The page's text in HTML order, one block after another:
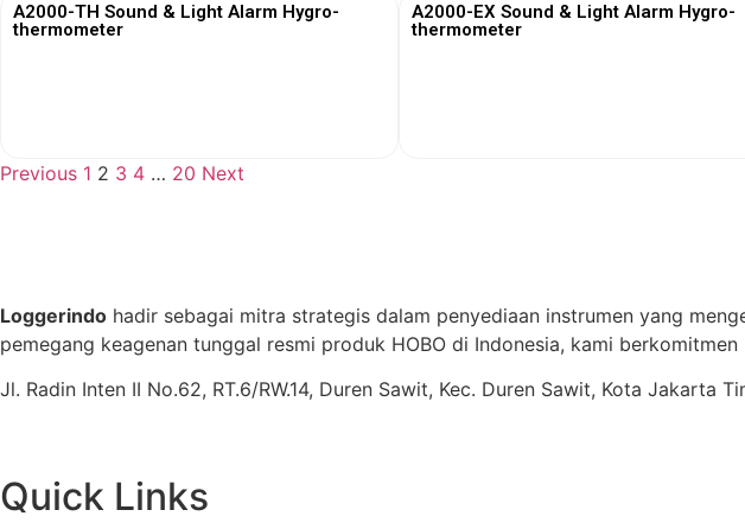
A2000-TH Sound & Light Alarm Hygro-
thermometer
A2000-EX Sound & Light Alarm Hygro-
thermometer
Previous 1 2 3 4 … 20 Next
Loggerindo hadir sebagai mitra strategis dalam penyediaan instrumen yang
pemegang keagenan tunggal resmi produk HOBO di Indonesia, kami
Jl. Radin Inten II No.62, RT.6/RW.14, Duren Sawit, Kec. Duren Sawit, Kota Jakarta
Quick Links